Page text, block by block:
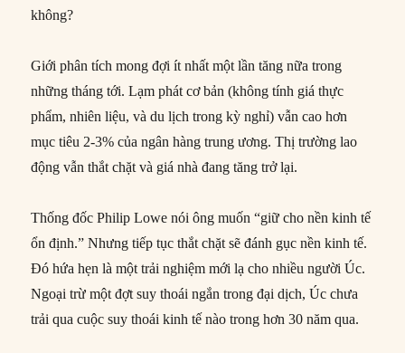
không?
Giới phân tích mong đợi ít nhất một lần tăng nữa trong
những tháng tới. Lạm phát cơ bản (không tính giá thực
phẩm, nhiên liệu, và du lịch trong kỳ nghỉ) vẫn cao hơn
mục tiêu 2-3% của ngân hàng trung ương. Thị trường lao
động vẫn thắt chặt và giá nhà đang tăng trở lại.
Thống đốc Philip Lowe nói ông muốn “giữ cho nền kinh tế
ổn định.” Nhưng tiếp tục thắt chặt sẽ đánh gục nền kinh tế.
Đó hứa hẹn là một trải nghiệm mới lạ cho nhiều người Úc.
Ngoại trừ một đợt suy thoái ngắn trong đại dịch, Úc chưa
trải qua cuộc suy thoái kinh tế nào trong hơn 30 năm qua.